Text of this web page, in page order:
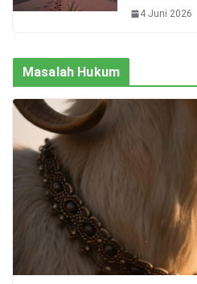
4 Juni 2026
Masalah Hukum